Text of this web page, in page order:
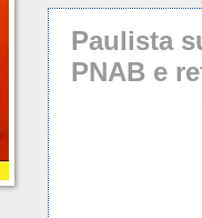
Paulista
PNAB e